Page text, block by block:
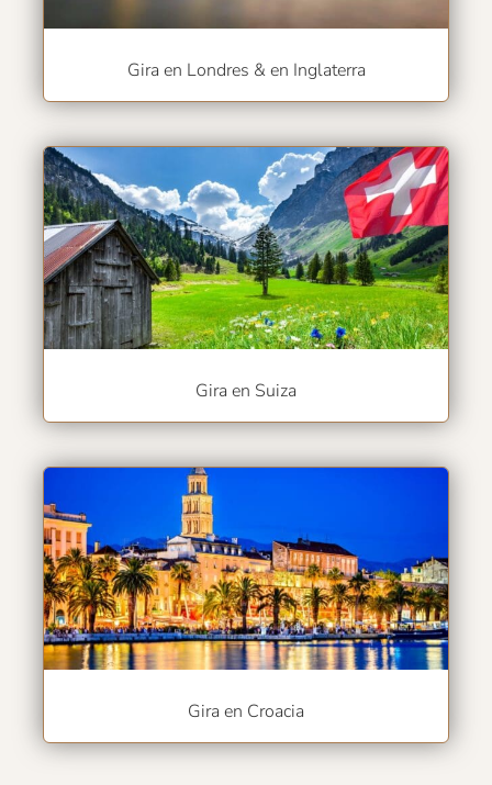
Gira en Londres & en Inglaterra
Gira en Suiza
Gira en Croacia